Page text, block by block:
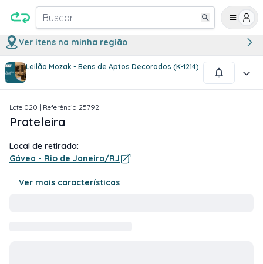
Buscar
Ver itens na minha região
Leilão Mozak - Bens de Aptos Decorados (K-1214)
1/1
Lote 020 | Referência 25792
Prateleira
Local de retirada:
Gávea - Rio de Janeiro/RJ
Ver mais características